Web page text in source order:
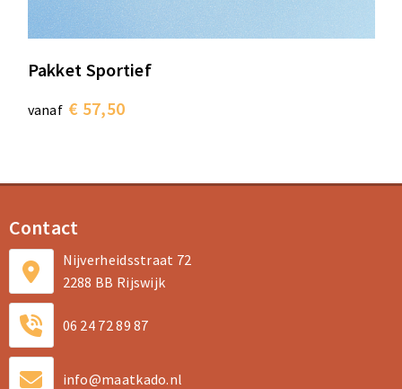
Pakket Sportief
vanaf € 57,50
Contact
Nijverheidsstraat 72
2288 BB Rijswijk
06 24 72 89 87
info@maatkado.nl